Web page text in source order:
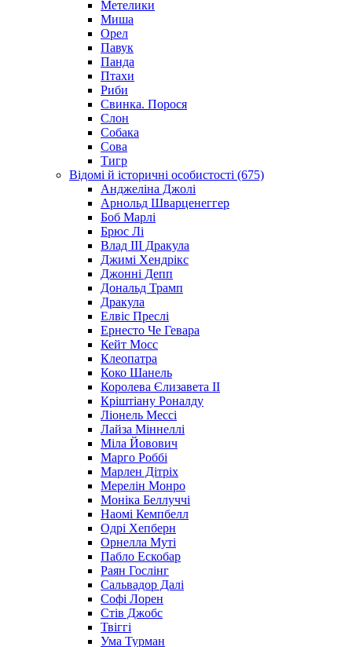
Метелики
Миша
Орел
Павук
Панда
Птахи
Риби
Свинка. Порося
Слон
Собака
Сова
Тигр
Відомі й історичні особистості (675)
Анджеліна Джолі
Арнольд Шварценеггер
Боб Марлі
Брюс Лі
Влад III Дракула
Джимі Хендрікс
Джонні Депп
Дональд Трамп
Дракула
Елвіс Преслі
Ернесто Че Гевара
Кейт Мосс
Клеопатра
Коко Шанель
Королева Єлизавета ІІ
Кріштіану Роналду
Ліонель Мессі
Лайза Міннеллі
Міла Йовович
Марго Роббі
Марлен Дітріх
Мерелін Монро
Моніка Беллуччі
Наомі Кемпбелл
Одрі Хепберн
Орнелла Муті
Пабло Ескобар
Раян Гослінг
Сальвадор Далі
Софі Лорен
Стів Джобс
Твіггі
Ума Турман